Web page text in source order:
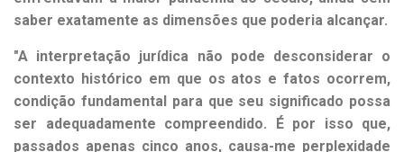
saber exatamente as dimensões que poderia alcançar.
"A interpretação jurídica não pode desconsiderar o
contexto histórico em que os atos e fatos ocorrem,
condição fundamental para que seu significado possa
ser adequadamente compreendido. É por isso que,
passados apenas cinco anos, causa-me perplexidade